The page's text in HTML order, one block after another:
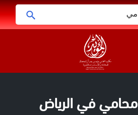
محامي في الرياض